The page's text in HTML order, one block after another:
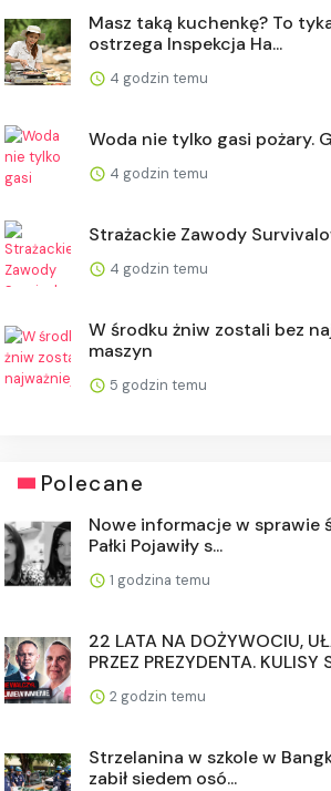
Masz taką kuchenkę? To
ostrzega Inspekcja Ha...
4 godzin temu
Woda nie tylko gasi pożary.
4 godzin temu
Strażackie Zawody
4 godzin temu
W środku żniw zostali bez
maszyn
5 godzin temu
Polecane
Nowe informacje w sprawie
Pałki Pojawiły s...
1 godzina temu
22 LATA NA DOŻYWOCIU,
PRZEZ PREZYDENTA. KULISY
2 godzin temu
Strzelanina w szkole w
zabił siedem osó...